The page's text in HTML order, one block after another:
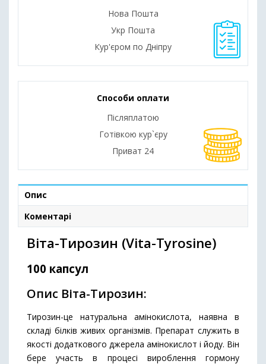
Нова Пошта
Укр Пошта
Кур'єром по Дніпру
Способи оплати
Післяплатою
Готівкою кур`єру
Приват 24
Опис
Коментарі
Віта-Тирозин (Vita-Tyrosine)
100 капсул
Опис Віта-Тирозин:
Тирозин-це натуральна амінокислота, наявна в
складі білків живих організмів. Препарат служить в
якості додаткового джерела амінокислот і йоду. Він
бере участь в процесі вироблення гормону